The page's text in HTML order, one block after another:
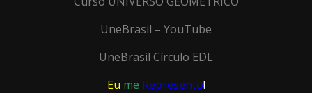
UneBrasil – YouTube
UneBrasil Círculo EDL
Eu me Represento!